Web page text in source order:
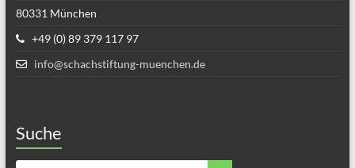
80331 München
+49 (0) 89 379 117 97
info@schachstiftung-muenchen.de
Suche